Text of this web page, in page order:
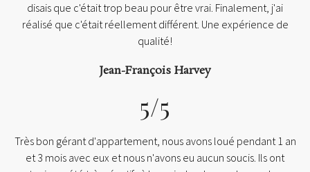
disais que c'était trop beau pour être vrai. Finalement, j'ai
réalisé que c'était réellement différent. Une expérience de
qualité!
Jean-François Harvey
5/5
Très bon gérant d'appartement, nous avons loué pendant 1 an
et 3 mois avec eux et nous n'avons eu aucun soucis. Ils ont